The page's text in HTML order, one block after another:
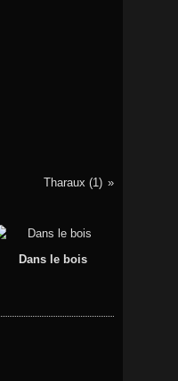
Tharaux (1)
Dans le bois